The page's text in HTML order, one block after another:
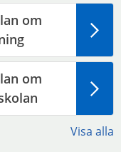
om
om
Visa alla